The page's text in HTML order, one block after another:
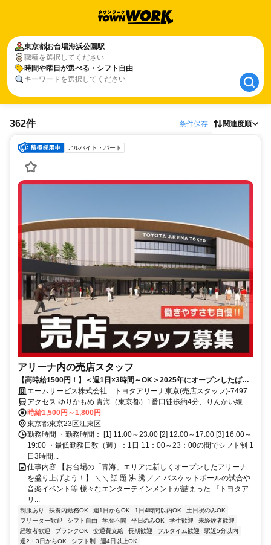
東京都お台場海浜公園駅
職種を選択してください
時間や曜日が選べる・シフト自由
キーワードを選択してください
東京都お台場海浜公園駅
時間や曜日が選べる・シフト自由
362件 条件保存 関連度順
アルバイト・パート
アリーナ内の売店スタッフ
【高時給1500円！】＜週1日×3時間～OK＞2025年にオープンしたばか
り！未経験者も大歓迎！
エームサービス株式会社 トヨタアリーナ東京(売店スタッフ)-7497
アクセス ゆりかもめ 青海（東京都）1番口徒歩約4分、りんかい線 東
京テレポートA口徒歩約8分、ゆりかもめ 東京ビッグサイト（ゆりか
もめ）1番口徒歩約12分
時給1,500円～1,800円
東京都東京23区江東区
勤務時間 ・勤務時間： [1] 11:00～23:00 [2] 12:00～17:00 [3] 16:00～
19:00 ・最低勤務日数（週）：1日 11：00～23：00の間でシフト制 1
日3時間...
仕事内容 【お台場の「青海」エリアに新しくオープンしたアリーナ
を盛り上げよう！】 ＼＼ 話 題 沸 騰 ／／ バスケットボールの試合や
音楽イベント等 様々なエンターテインメントが詰まった 『トヨタア
リ...
制服あり 扶養内勤務OK 週1日からOK 1日4時間以内OK
土日祝のみOK
フリーター歓迎
シフト自由 学歴不問 平日のみOK 学生歓迎
未経験者歓迎
経験者歓迎
ブランクOK 交通費支給 長期歓迎 フルタイム歓迎
駅近5分以内
週2・3日からOK
シフト制 週4日以上OK